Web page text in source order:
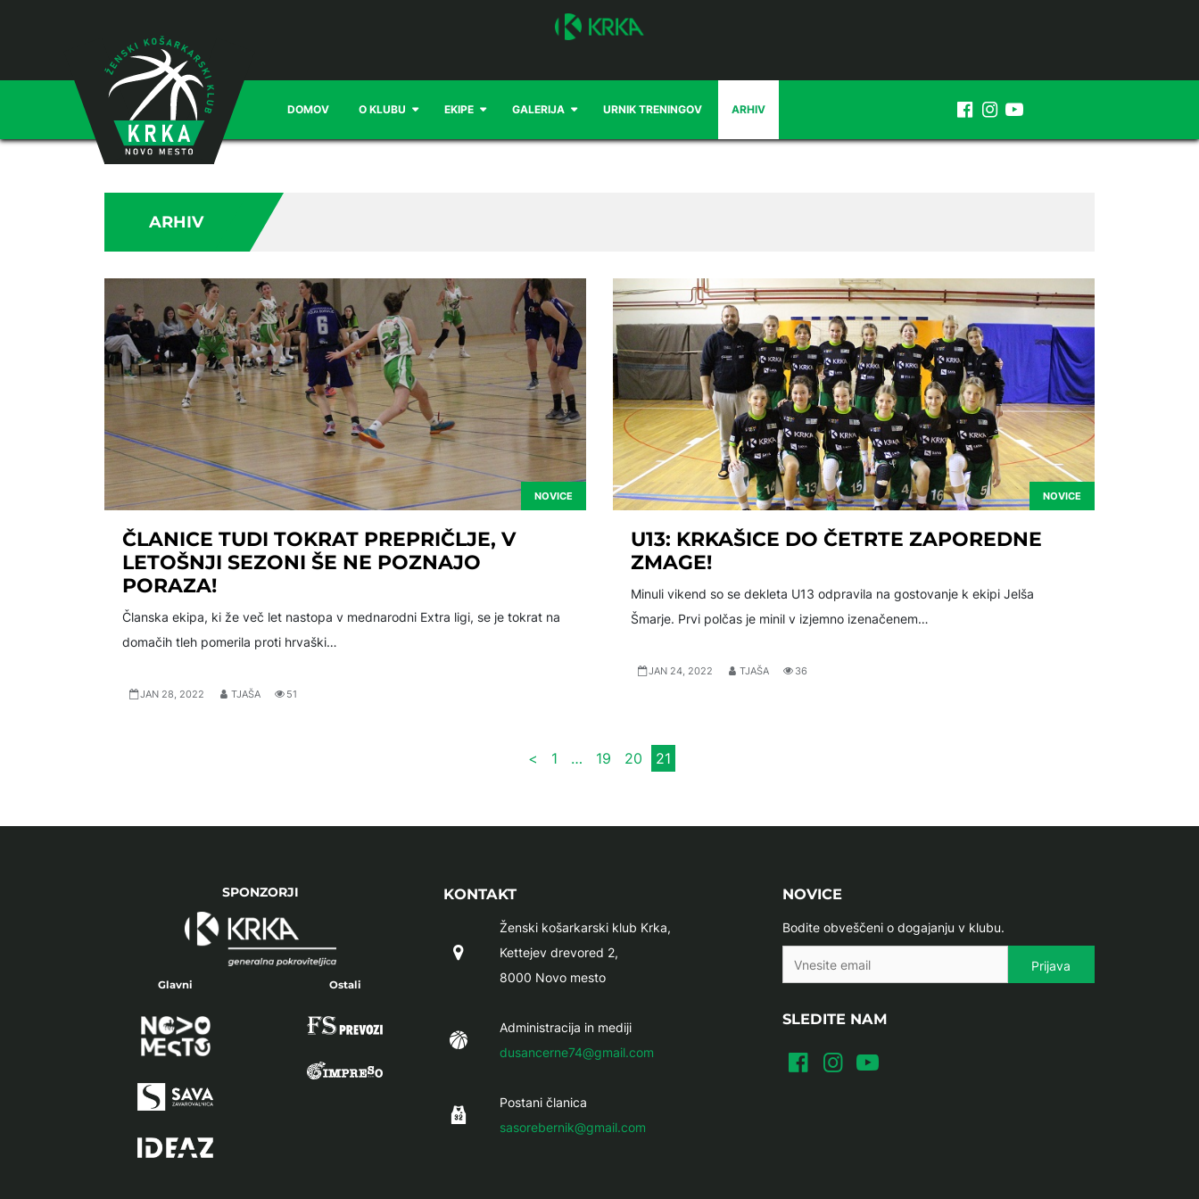
DOMOV O KLUBU EKIPE GALERIJA URNIK TRENINGOV ARHIV
ARHIV
NOVICE
ČLANICE TUDI TOKRAT PREPRIČLJE, V
LETOŠNJI SEZONI ŠE NE POZNAJO
PORAZA!
Članska ekipa, ki že več let nastopa v mednarodni Extra ligi, se je tokrat na
domačih tleh pomerila proti hrvaški…
JAN 28, 2022 TJAŠA 51
NOVICE
U13: KRKAŠICE DO ČETRTE ZAPOREDNE
ZMAGE!
Minuli vikend so se dekleta U13 odpravila na gostovanje k ekipi Jelša
Šmarje. Prvi polčas je minil v izjemno izenačenem…
JAN 24, 2022 TJAŠA 36
< 1 … 19 20 21
SPONZORJI
Glavni Ostali
KONTAKT
Ženski košarkarski klub Krka,
Kettejev drevored 2,
8000 Novo mesto
Administracija in mediji
dusancerne74@gmail.com
Postani članica
sasorebernik@gmail.com
NOVICE
Bodite obveščeni o dogajanju v klubu.
SLEDITE NAM